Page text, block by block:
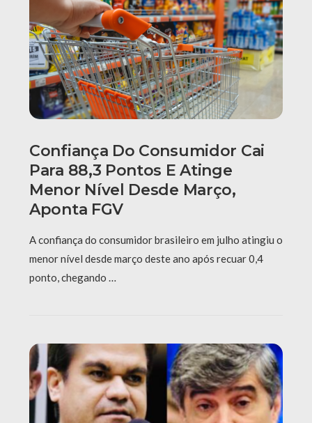
Confiança Do Consumidor Cai
Para 88,3 Pontos E Atinge
Menor Nível Desde Março,
Aponta FGV
A confiança do consumidor brasileiro em julho atingiu o
menor nível desde março deste ano após recuar 0,4
ponto, chegando …